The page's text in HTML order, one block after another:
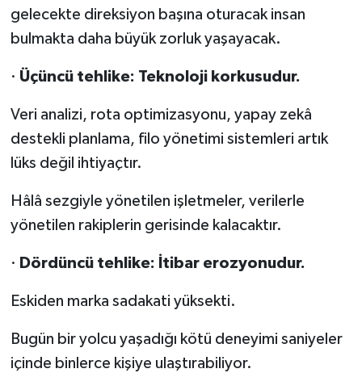
gelecekte direksiyon başına oturacak insan
bulmakta daha büyük zorluk yaşayacak.
· Üçüncü tehlike: Teknoloji korkusudur.
Veri analizi, rota optimizasyonu, yapay zekâ
destekli planlama, filo yönetimi sistemleri artık
lüks değil ihtiyaçtır.
Hâlâ sezgiyle yönetilen işletmeler, verilerle
yönetilen rakiplerin gerisinde kalacaktır.
· Dördüncü tehlike: İtibar erozyonudur.
Eskiden marka sadakati yüksekti.
Bugün bir yolcu yaşadığı kötü deneyimi saniyeler
içinde binlerce kişiye ulaştırabiliyor.